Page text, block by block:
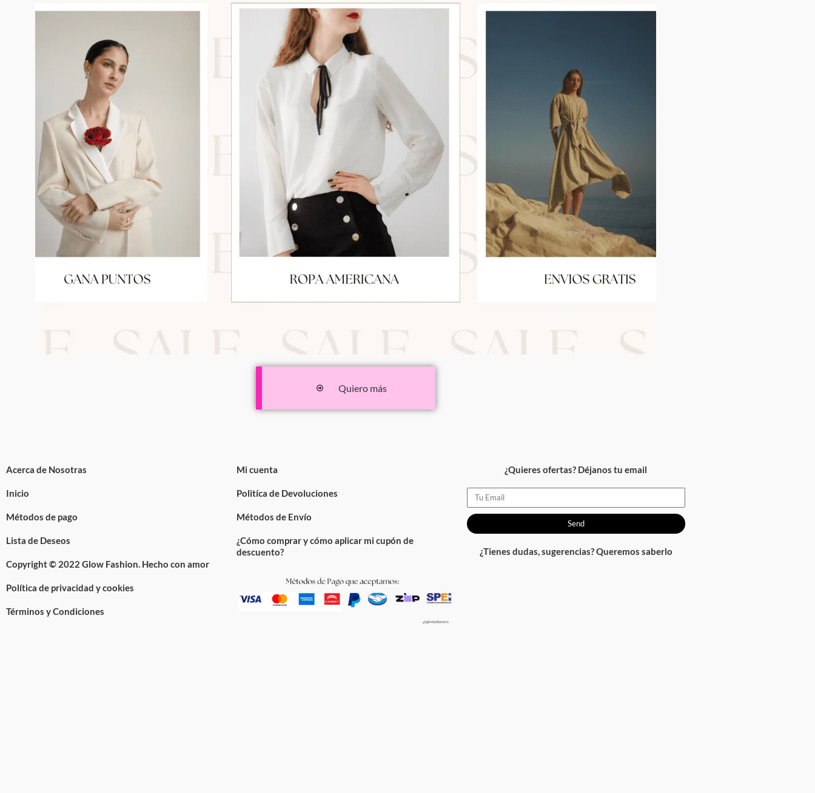
Quiero más
Acerca de Nosotras
Inicio
Métodos de pago
Lista de Deseos
Copyright © 2022 Glow Fashion. Hecho con amor
Política de privacidad y cookies
Términos y Condiciones
Mi cuenta
Politíca de Devoluciones
Métodos de Envío
¿Cómo comprar y cómo aplicar mi cupón de
descuento?
¿Quieres ofertas? Déjanos tu email
Email
Send
¿Tienes dudas, sugerencias? Queremos saberlo